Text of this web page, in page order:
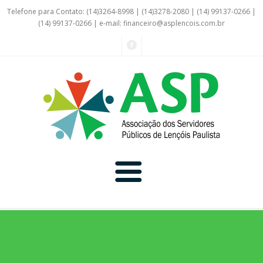
Telefone para Contato: (14)3264-8998 | (14)3278-2080 | (14) 99137-0266 |
(14) 99137-0266 | e-mail: financeiro@asplencois.com.br
Convênio Online